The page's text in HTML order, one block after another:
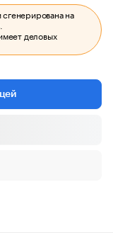
на
деловых